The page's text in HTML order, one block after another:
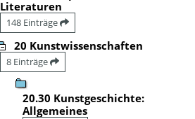
Literaturen
148 Einträge
20 Kunstwissenschaften
8 Einträge
20.30 Kunstgeschichte:
Allgemeines